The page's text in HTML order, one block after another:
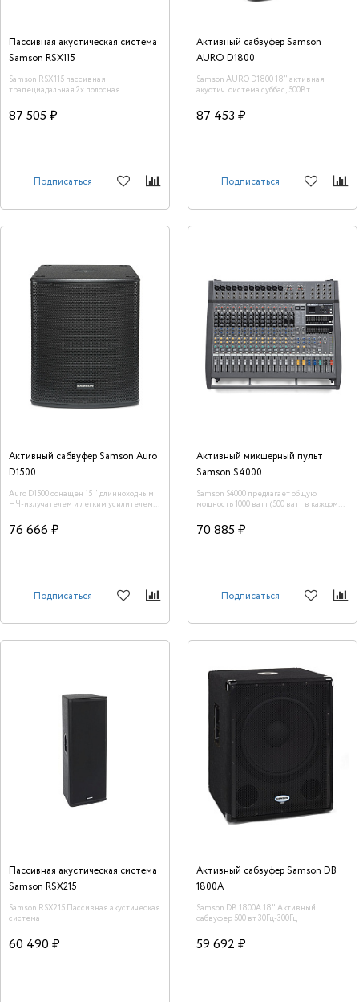
Пассивная акустическая система
Samson RSX115
Samson RSX115 пассивная
трапециадальная 2х полосная
87 505 ₽
Подписаться
Активный сабвуфер Samson
AURO D1800
Samson AURO D1800 18" активная
акустич. система суббас, 500Вт
30гц-135 гц, макс. SPL 125dB, размеры
513х643х612 мм, вес 41,1 кг
87 453 ₽
Подписаться
Активный сабвуфер Samson Auro
D1500
Auro D1500 оснащен 15 " длинноходным
НЧ-излучателем и легким усилителем
посредством комбинированных XLR-
1/4" разъемов и несимметричных
76 666 ₽
Подписаться
Активный микшерный пульт
Samson S4000
Samson S4000 предлагает общую
мощность 1000 ватт (500 ватт в каждом
акустических систем) с 20 входными
каналами, включая 12 моно каналов с
70 885 ₽
Подписаться
Пассивная акустическая система
Samson RSX215
Samson RSX215 Пассивная акустическая
система
60 490 ₽
Активный сабвуфер Samson DB
1800A
Samson DB 1800A 18" Активный
сабвуфер 500 вт 30Гц-300Гц
59 692 ₽